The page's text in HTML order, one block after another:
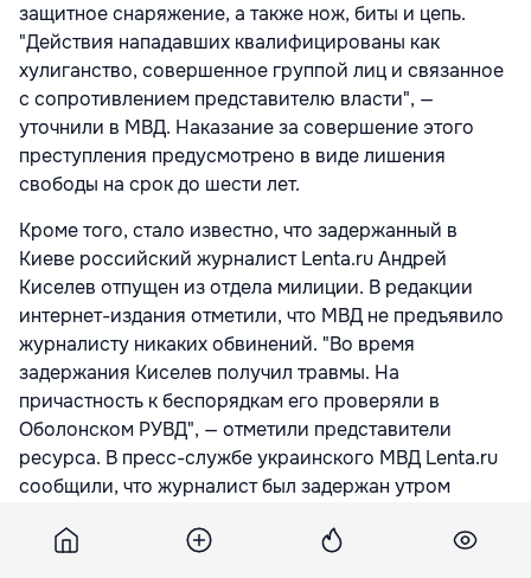
защитное снаряжение, а также нож, биты и цепь.
"Действия нападавших квалифицированы как
хулиганство, совершенное группой лиц и связанное
с сопротивлением представителю власти", —
уточнили в МВД. Наказание за совершение этого
преступления предусмотрено в виде лишения
свободы на срок до шести лет.
Кроме того, стало известно, что задержанный в
Киеве российский журналист Lenta.ru Андрей
Киселев отпущен из отдела милиции. В редакции
интернет-издания отметили, что МВД не предъявило
журналисту никаких обвинений. "Во время
задержания Киселев получил травмы. На
причастность к беспорядкам его проверяли в
Оболонском РУВД", — отметили представители
ресурса. В пресс-службе украинского МВД Lenta.ru
сообщили, что журналист был задержан утром
райотдел милиции. Президиум Совета при